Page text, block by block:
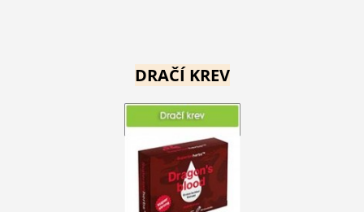
DRAČÍ KREV